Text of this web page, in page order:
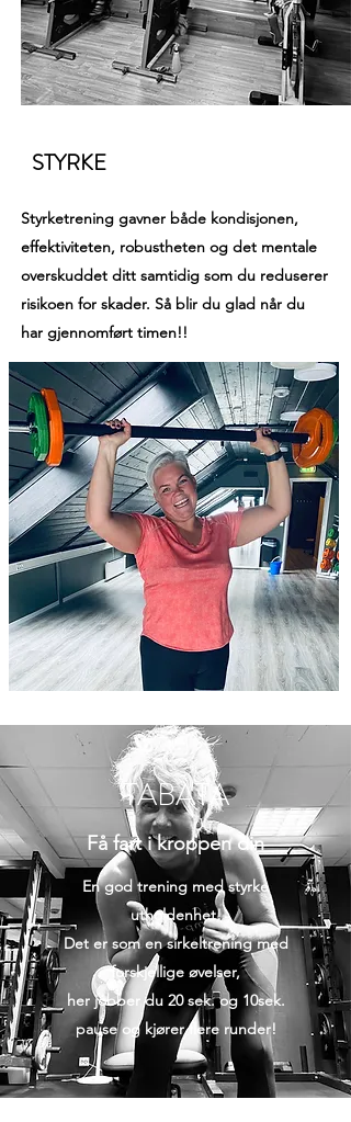
STYRKE
Styrketrening gavner både kondisjonen,
effektiviteten, robustheten og det mentale
overskuddet ditt samtidig som du reduserer
risikoen for skader. Så blir du glad når du
har gjennomført timen!!
TABATA
Få fart i kroppen din
En god trening med styrke
utholdenhet!
Det er som en sirkeltrening med
forskjellige øvelser,
her jobber du 20 sek. og 10sek.
pause og kjører flere runder!